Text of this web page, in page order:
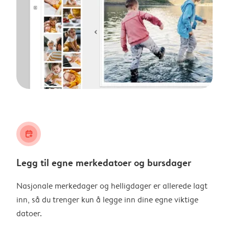
calendar_plus
Legg til egne merkedatoer og bursdager
Nasjonale merkedager og helligdager er allerede lagt
inn, så du trenger kun å legge inn dine egne viktige
datoer.